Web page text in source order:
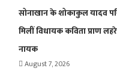
सोनाखान के शोकाकुल यादव
मिलीं विधायक कविता प्राण
नायक
August 7, 2026